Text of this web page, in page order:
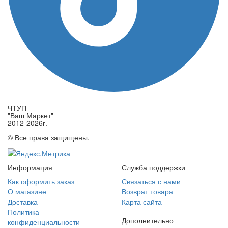
ЧТУП
"Ваш Маркет"
2012-2026г.
© Все права защищены.
Информация
Как оформить заказ
О магазине
Доставка
Политика
конфиденциальности
Служба поддержки
Связаться с нами
Возврат товара
Карта сайта
Дополнительно